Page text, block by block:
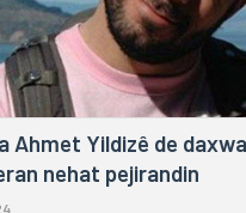
Ahmet Yildizê de
nehat pejirandin